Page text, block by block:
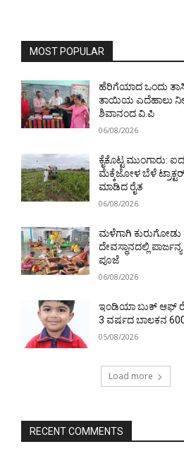
MOST POPULAR
ಹೆರಿಗೆಯಾದ ಒಂದು
ತಾಯಿಯ ಎದೆಹಾಲು
ಶಿವಾನಂದ ವಿ.ಪಿ
06/08/2026
ಕೈಕೊಟ್ಟ ಮುಂಗಾರು:
ಮೆಕ್ಕೆಜೋಳ ಬೆಳೆ
ಮಾಡಿದ ರೈತ
06/08/2026
ಮಳೆಗಾಗಿ ಕುರುಗೋಡು
ದೇವಸ್ಥಾನದಲ್ಲಿ
ಪೂಜೆ
06/08/2026
ಇಂಡಿಯಾ ಬುಕ್ ಆಫ್
3 ವರ್ಷದ ಬಾಲಕನ
05/08/2026
Load more
RECENT COMMENTS